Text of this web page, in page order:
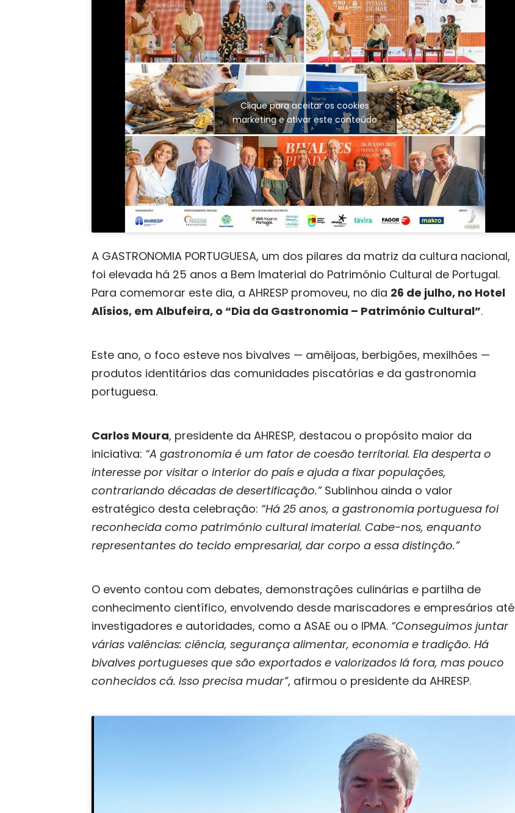
Clique para aceitar os cookies
marketing e ativar este conteúdo
A GASTRONOMIA PORTUGUESA, um dos pilares da matriz da cultura nacional,
foi elevada há 25 anos a Bem Imaterial do Património Cultural de Portugal.
Para comemorar este dia, a AHRESP promoveu, no dia 26 de julho, no Hotel
Alísios, em Albufeira, o “Dia da Gastronomia – Património Cultural”.
Este ano, o foco esteve nos bivalves — amêijoas, berbigões, mexilhões —
produtos identitários das comunidades piscatórias e da gastronomia
portuguesa.
Carlos Moura, presidente da AHRESP, destacou o propósito maior da
iniciativa: “A gastronomia é um fator de coesão territorial. Ela desperta o
interesse por visitar o interior do país e ajuda a fixar populações,
contrariando décadas de desertificação.”Sublinhou ainda o valor
estratégico desta celebração: “Há 25 anos, a gastronomia portuguesa foi
reconhecida como património cultural imaterial. Cabe-nos, enquanto
representantes do tecido empresarial, dar corpo a essa distinção.”
O evento contou com debates, demonstrações culinárias e partilha de
conhecimento científico, envolvendo desde mariscadores e empresários até
investigadores e autoridades, como a ASAE ou o IPMA. “Conseguimos juntar
várias valências: ciência, segurança alimentar, economia e tradição. Há
bivalves portugueses que são exportados e valorizados lá fora, mas pouco
conhecidos cá. Isso precisa mudar”, afirmou o presidente da AHRESP.